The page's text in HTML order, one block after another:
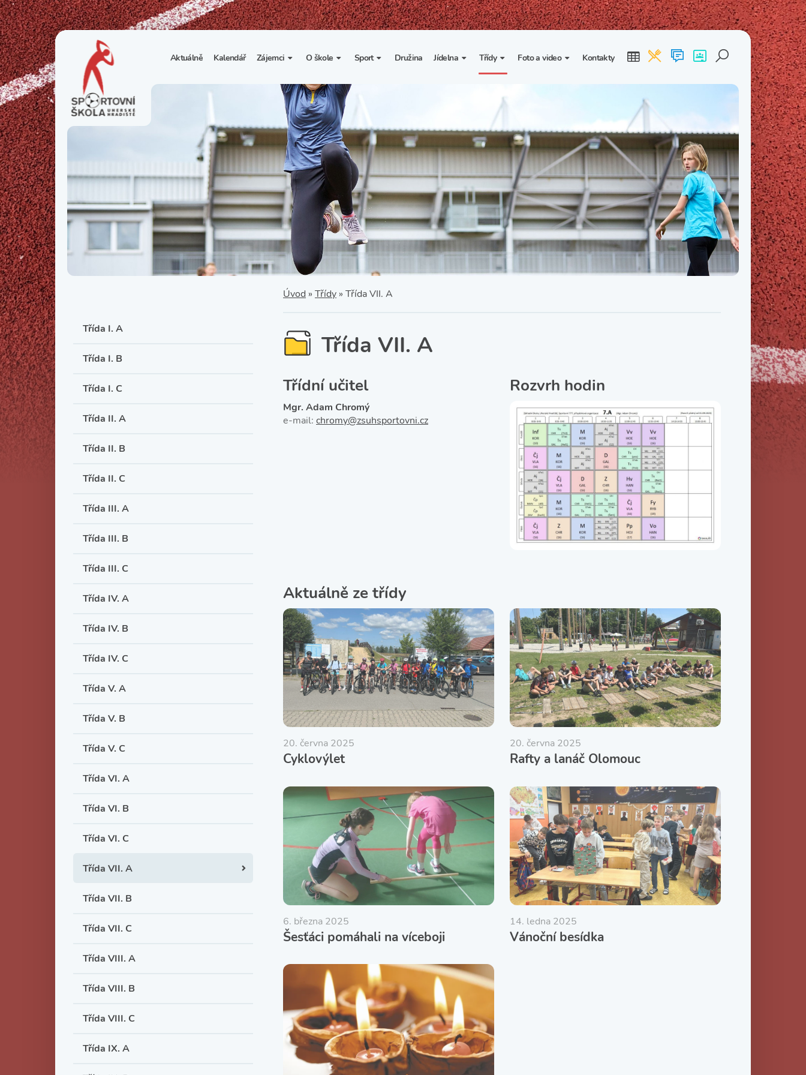
Aktuálně Kalendář Zájemci
1. třída
Sportovní třídy
Nesportovní třídy
O škole
Základní informace
Organizace školního roku
Výuka a učební plán
Zájmové kroužky
Školní poradenské
pracoviště
Školní psycholožka
Školská rada
SRPŠ – Spolek rodičů a
přátel školy
Sport
Spolupráce se sportovními
kluby
Školní sportovní klub
Tělesná výchova a sport
Družina Jídelna
Vnitřní řád školní jídelny
Třídy
Třída I. B Třída I. C
Třída II. A Třída II. C
Třída III. A Třída III. B Třída III. C
Třída IV. A Třída IV. B Třída IV. C
Třída V. A Třída V. B Třída V. C
Třída VI. A Třída VI. B Třída VI. C
Třída VII. A Třída VII. B Třída VII. C
Třída VIII. A Třída VIII. C
Foto a video Kontakty
Úvod » Třídy » Třída VII. A
Třída VII. A
Třídní učitel
Mgr. Adam Chromý
e-mail: chromy@zsuhsportovni.cz
Rozvrh hodin
Aktuálně ze třídy
20. června 2025
Cyklovýlet
20. června 2025
Rafty a lanáč Olomouc
6. března 2025
Šesťáci pomáhali na víceboji
14. ledna 2025
Vánoční besídka
Třída I. A
Třída I. B
Třída I. C
Třída II. A
Třída II. B
Třída II. C
Třída III. A
Třída III. B
Třída III. C
Třída IV. A
Třída IV. B
Třída IV. C
Třída V. A
Třída V. B
Třída V. C
Třída VI. A
Třída VI. B
Třída VI. C
Třída VII. A
Třída VII. B
Třída VII. C
Třída VIII. A
Třída VIII. B
Třída VIII. C
Třída IX. A